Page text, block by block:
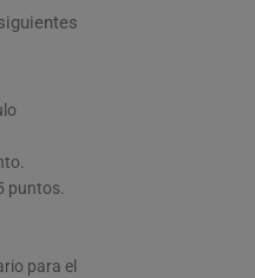
puntos.
para el